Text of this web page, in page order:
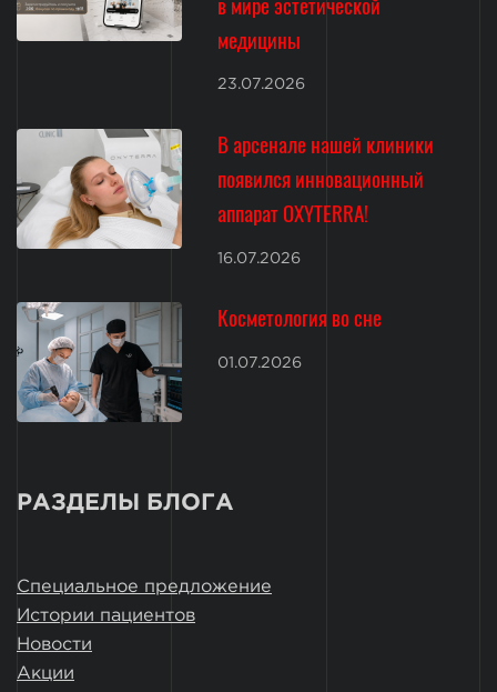
медицины
23.07.2026
В арсенале нашей клиники
появился инновационный
аппарат OXYTERRA!
16.07.2026
Косметология во сне
01.07.2026
РАЗДЕЛЫ БЛОГА
Специальное предложение
Истории пациентов
Новости
Акции